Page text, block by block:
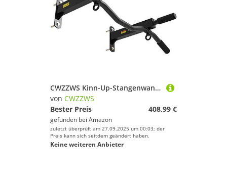
CWZZWS Kinn-Up-Stangenwand montiert Edelstahl-Pullstange, Hausausrüstung, Pull-Slope-Ring, Last 220 kg
von CWZZWS
Bester Preis
408,99 €
gefunden bei Amazon
zuletzt überprüft am 27.09.2025 um 00:03; der
Preis kann sich seitdem geändert haben.
Keine weiteren Anbieter